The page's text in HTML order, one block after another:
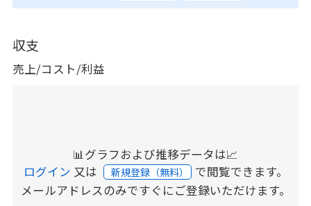
収支
売上/コスト/利益
📊グラフおよび推移データは📈
ログイン 又は 新規登録（無料） で閲覧できます。
メールアドレスのみですぐにご登録いただけます。